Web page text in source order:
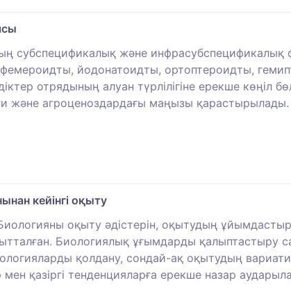
субспецификалық және
йодонатоидты, ортоптероидты,
отрядының алуан түрлілігіне ерекше көңіл
және агроценоздардағы маңызы қарастырылады.
кейінгі оқыту
оқыту әдістерін, оқытудың
Биологиялық ұғымдарды қалыптастыру
қолдану, сондай-ақ оқытудың
қазіргі тенденцияларға ерекше назар